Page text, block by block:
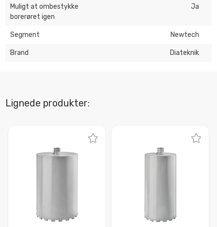
Muligt at ombestykke
borerøret igen
Ja
Segment Newtech
Brand Diateknik
Lignede produkter: